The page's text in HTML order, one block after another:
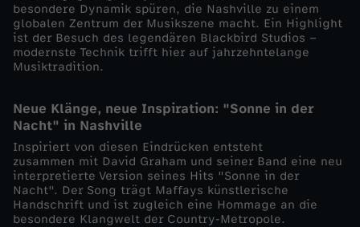
t
a
s
a
u
besondere Dynamik spüren, die Nashville zu einem
globalen Zentrum der Musikszene macht. Ein Highlight
ist der Besuch des legendären Blackbird Studios –
modernste Technik trifft hier auf jahrzehntelange
Musiktradition.
Neue Klänge, neue Inspiration: "Sonne in der
Nacht" in Nashville
Inspiriert von diesen Eindrücken entsteht
zusammen mit David Graham und seiner Band eine neu
interpretierte Version seines Hits "Sonne in der
Nacht". Der Song trägt Maffays künstlerische
Handschrift und ist zugleich eine Hommage an die
besondere Klangwelt der Country-Metropole.